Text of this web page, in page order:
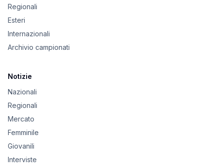
Regionali
Esteri
Internazionali
Archivio campionati
Notizie
Nazionali
Regionali
Mercato
Femminile
Giovanili
Interviste